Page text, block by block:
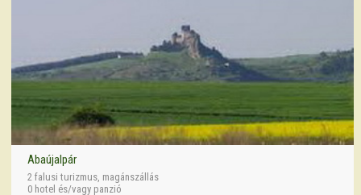
Abaújalpár
2 falusi turizmus, magánszállás
0 hotel és/vagy panzió